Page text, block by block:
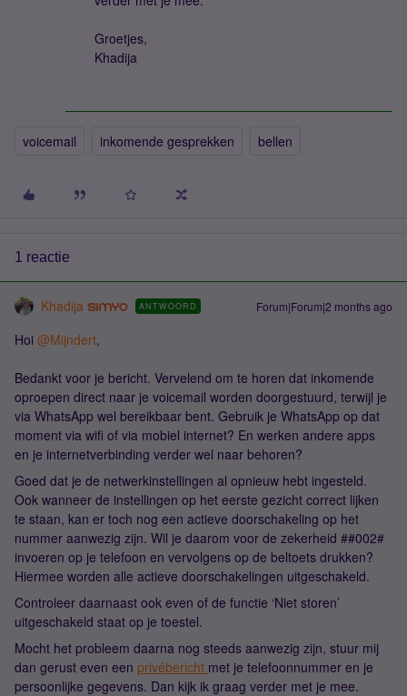
Groetjes,
Khadija
voicemail inkomende gesprekken bellen
1 reactie
Khadija ANTWOORD Forum|Forum|2 months ago
Hoi ​ @Mijndert,
Bedankt voor je bericht. Vervelend om te horen dat inkomende
oproepen direct naar je voicemail worden doorgestuurd, terwijl je
via WhatsApp wel bereikbaar bent. Gebruik je WhatsApp op dat
moment via wifi of via mobiel internet? En werken andere apps
en je internetverbinding verder wel naar behoren?
Goed dat je de netwerkinstellingen al opnieuw hebt ingesteld.
Ook wanneer de instellingen op het eerste gezicht correct lijken
te staan, kan er toch nog een actieve doorschakeling op het
nummer aanwezig zijn. Wil je daarom voor de zekerheid ##002#
invoeren op je telefoon en vervolgens op de beltoets drukken?
Hiermee worden alle actieve doorschakelingen uitgeschakeld.
Controleer daarnaast ook even of de functie ‘Niet storen’
uitgeschakeld staat op je toestel.
Mocht het probleem daarna nog steeds aanwezig zijn, stuur mij
dan gerust even een privébericht met je telefoonnummer en je
persoonlijke gegevens. Dan kijk ik graag verder met je mee.